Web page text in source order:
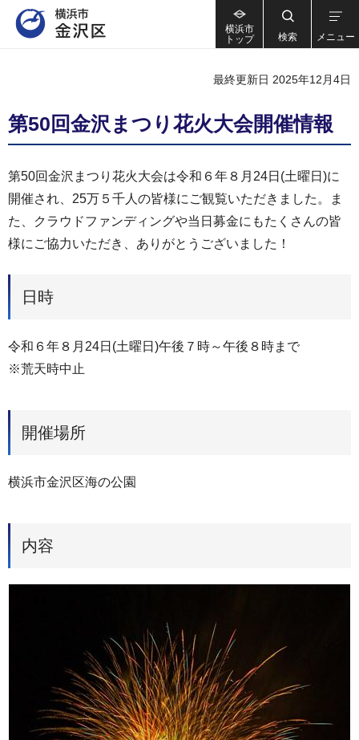
横浜市
トップ
検索 メニュー
最終更新日 2025年12月4日
第50回金沢まつり花火大会開催情報
第50回金沢まつり花火大会は令和６年８月24日(土曜日)に
開催され、25万５千人の皆様にご観覧いただきました。ま
た、クラウドファンディングや当日募金にもたくさんの皆
様にご協力いただき、ありがとうございました！
日時
令和６年８月24日(土曜日)午後７時～午後８時まで
※荒天時中止
開催場所
横浜市金沢区海の公園
内容